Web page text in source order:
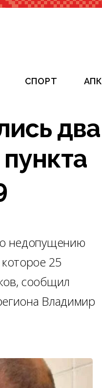
СПОРТ АПК
два
недопущению
25
сообщил
Владимир